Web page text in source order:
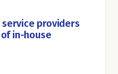
providers
in-house